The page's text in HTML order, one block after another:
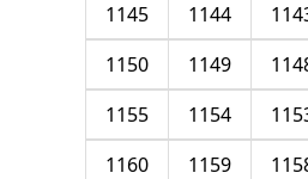
1144
1145
1149
1150
1154
1155
1159
1160